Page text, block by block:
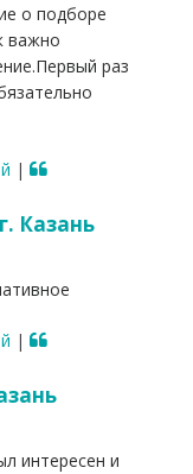
о подборе
важно
раз
|
Казань
|
интересен и